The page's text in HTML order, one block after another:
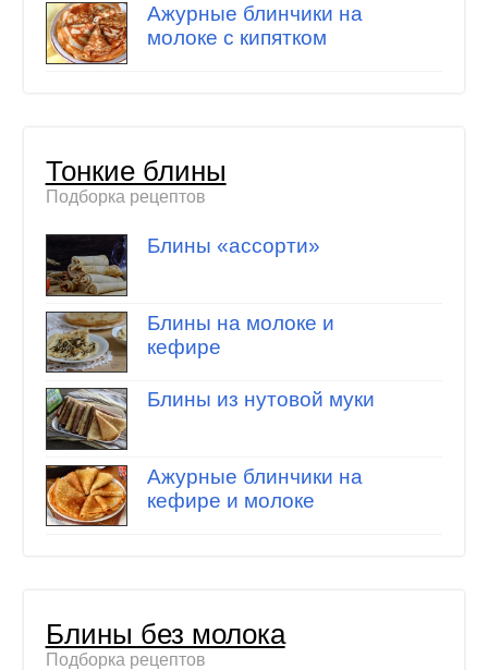
Ажурные блинчики на
молоке с кипятком
Тонкие блины
Подборка рецептов
Блины «ассорти»
Блины на молоке и
кефире
Блины из нутовой муки
Ажурные блинчики на
кефире и молоке
Блины без молока
Подборка рецептов